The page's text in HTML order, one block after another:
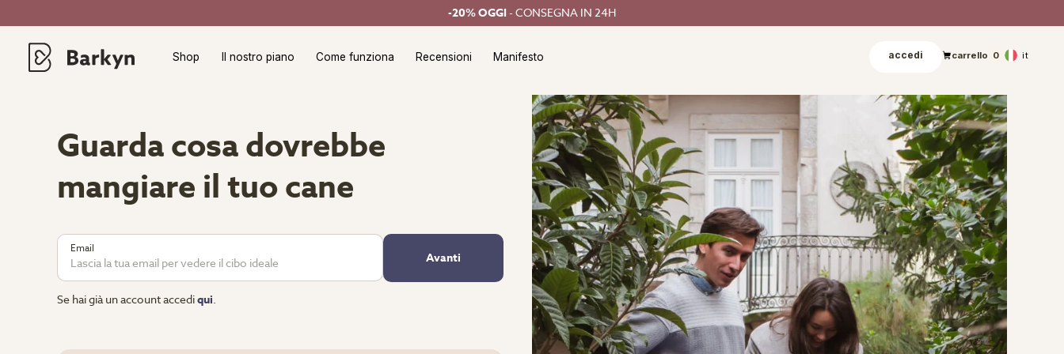
-20% OGGI- CONSEGNA IN 24H
Shop Il nostro piano Come funziona Recensioni Manifesto accedi carrello 0 it
Guarda cosa dovrebbe
mangiare il tuo cane
Email
Se hai già un account accediqui.
Avanti